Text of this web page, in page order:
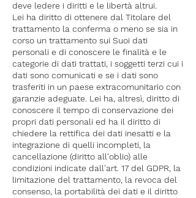
deve ledere i diritti e le libertà altrui.
Lei ha diritto di ottenere dal Titolare del
trattamento la conferma o meno se sia in
corso un trattamento sui Suoi dati
personali e di conoscere le finalità e le
categorie di dati trattati, i soggetti terzi cui i
dati sono comunicati e se i dati sono
trasferiti in un paese extracomunitario con
garanzie adeguate. Lei ha, altresì, diritto di
conoscere il tempo di conservazione dei
propri dati personali ed ha il diritto di
chiedere la rettifica dei dati inesatti e la
integrazione di quelli incompleti, la
cancellazione (diritto all'oblio) alle
condizioni indicate dall'art. 17 del GDPR, la
limitazione del trattamento, la revoca del
consenso, la portabilità dei dati e il diritto